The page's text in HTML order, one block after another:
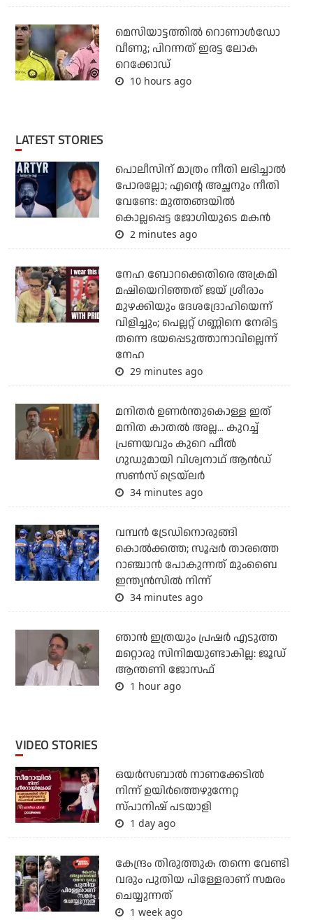
മെസിയാട്ടത്തില്‍ റൊണാള്‍ഡോ
വീണു; പിറന്നത് ഇരട്ട ലോക
റെക്കോഡ്
10 hours ago
LATEST STORIES
പൊലീസിന് മാത്രം നീതി ലഭിച്ചാല്‍
പോരല്ലോ; എന്റെ അച്ഛനും നീതി
വേണ്ടേ: മുത്തങ്ങയില്‍
കൊല്ലപ്പെട്ട ജോഗിയുടെ മകന്‍
2 minutes ago
നേഹ ബോറക്കെതിരെ അക്രമി
മഷിയെറിഞ്ഞത് ജയ് ശ്രീരാം
മുഴക്കിയും ദേശദ്രോഹിയെന്ന്
വിളിച്ചും; പെല്ലറ്റ് ഗണ്ണിനെ നേരിട്ട
തന്നെ ഭയപ്പെടുത്താനാവില്ലെന്ന്
നേഹ
29 minutes ago
മനിതര്‍ ഉണര്‍ന്തുകൊള്ള ഇത്
മനിത കാതല്‍ അല്ല... കുറച്ച്
പ്രണയവും കുറെ ഫീല്‍
ഗുഡുമായി വിശ്വനാഥ് ആന്‍ഡ്
സണ്‍സ് ട്രെയ്‌ലര്‍
34 minutes ago
വമ്പന്‍ ട്രേഡിനൊരുങ്ങി
കൊല്‍ക്കത്ത; സൂപ്പര്‍ താരത്തെ
റാഞ്ചാന്‍ പോകുന്നത് മുംബൈ
ഇന്ത്യന്‍സില്‍ നിന്ന്
34 minutes ago
ഞാന്‍ ഇത്രയും പ്രഷര്‍ എടുത്ത
മറ്റൊരു സിനിമയുണ്ടാകില്ല: ജൂഡ്
ആന്തണി ജോസഫ്
1 hour ago
VIDEO STORIES
ഒയര്‍സബാൽ നാണക്കേടിൽ
നിന്ന് ഉയിർത്തെഴുന്നേറ്റ
സ്പാനിഷ് പടയാളി
1 day ago
കേന്ദ്രം തിരുത്തുക തന്നെ വേണ്ടി
വരും പുതിയ പിള്ളേരാണ് സമരം
ചെയ്യുന്നത്
1 week ago